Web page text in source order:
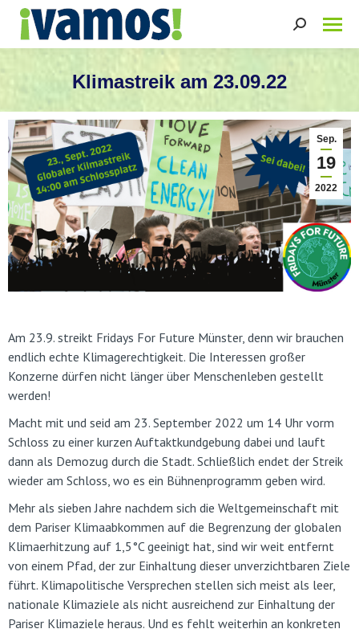
Search:
Klimastreik am 23.09.22
Sep.
19
2022
Am 23.9. streikt Fridays For Future Münster, denn wir brauchen
endlich echte Klimagerechtigkeit. Die Interessen großer
Konzerne dürfen nicht länger über Menschenleben gestellt
werden!
Macht mit und seid am 23. September 2022 um 14 Uhr vorm
Schloss zu einer kurzen Auftaktkundgebung dabei und lauft
dann als Demozug durch die Stadt. Schließlich endet der Streik
wieder am Schloss, wo es ein Bühnenprogramm geben wird.
Mehr als sieben Jahre nachdem sich die Weltgemeinschaft mit
dem Pariser Klimaabkommen auf die Begrenzung der globalen
Klimaerhitzung auf 1,5°C geeinigt hat, sind wir weit entfernt
von einem Pfad, der zur Einhaltung dieser unverzichtbaren Ziele
führt. Klimapolitische Versprechen stellen sich meist als leer,
nationale Klimaziele als nicht ausreichend zur Einhaltung der
Pariser Klimaziele heraus. Und es fehlt weiterhin an konkreten